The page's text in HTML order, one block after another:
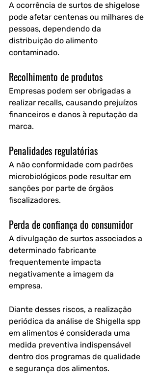
A ocorrência de surtos de shigelose
pode afetar centenas ou milhares de
pessoas, dependendo da
distribuição do alimento
contaminado.
Recolhimento de produtos
Empresas podem ser obrigadas a
realizar recalls, causando prejuízos
financeiros e danos à reputação da
marca.
Penalidades regulatórias
A não conformidade com padrões
microbiológicos pode resultar em
sanções por parte de órgãos
fiscalizadores.
Perda de confiança do consumidor
A divulgação de surtos associados a
determinado fabricante
frequentemente impacta
negativamente a imagem da
empresa.
Diante desses riscos, a realização
periódica da análise de Shigella spp
em alimentos é considerada uma
medida preventiva indispensável
dentro dos programas de qualidade
e segurança dos alimentos.